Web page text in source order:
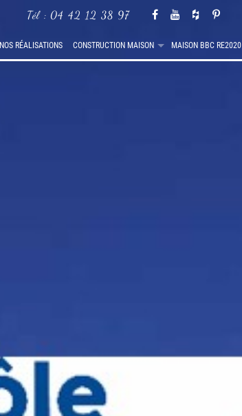
Tél :04 42 12 38 97
NOS RÉALISATIONS CONSTRUCTION MAISON MAISON BBC RE2020